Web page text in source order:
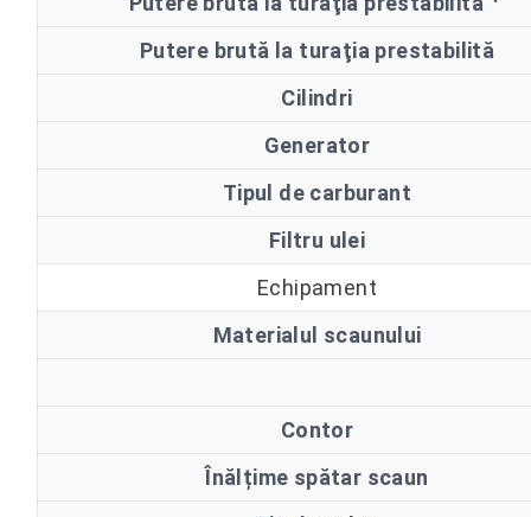
Putere brută la turaţia prestabilită
Cilindri
Generator
Tipul de carburant
Filtru ulei
Echipament
Materialul scaunului
Contor
Înălțime spătar scaun